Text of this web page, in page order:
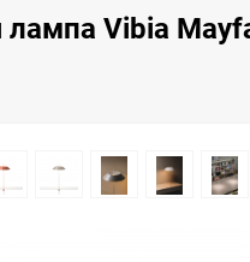
лампа Vibia